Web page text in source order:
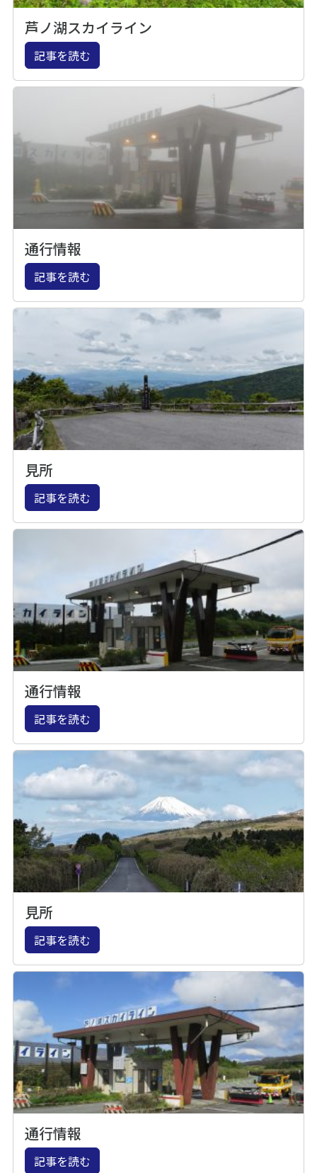
芦ノ湖スカイライン
記事を読む
通行情報
記事を読む
見所
記事を読む
通行情報
記事を読む
見所
記事を読む
通行情報
記事を読む